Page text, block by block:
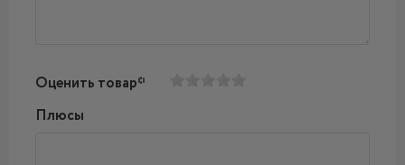
Оценить товар*
Плюсы